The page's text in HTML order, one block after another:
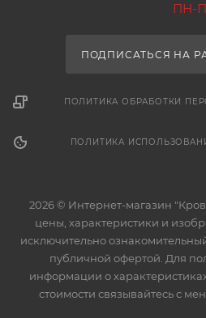
ПН-
ПОДПИСАТЬСЯ НА
ПОЛИТИКА ОБРАБОТКИ
ПОЛИТИКА
2026 © Интернет-магазин
цены, характеристики и
исключительно
публичной офертой. Для
информации о
стоимости связывайтесь с